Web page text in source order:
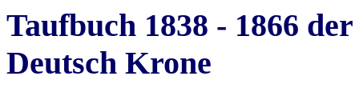
Taufbuch 1838 - 1866
Deutsch Krone